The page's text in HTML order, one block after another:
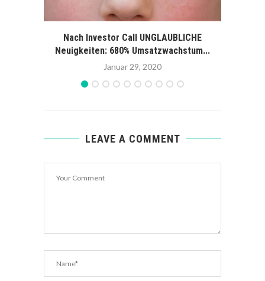
Nach Investor Call UNGLAUBLICHE
Neuigkeiten: 680% Umsatzwachstum...
Januar 29, 2020
LEAVE A COMMENT